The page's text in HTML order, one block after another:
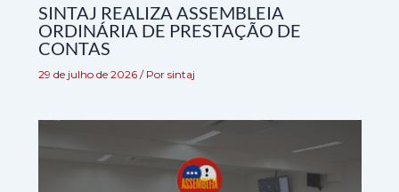
SINTAJ REALIZA ASSEMBLEIA
ORDINÁRIA DE PRESTAÇÃO DE
CONTAS
29 de julho de 2026 / Por sintaj